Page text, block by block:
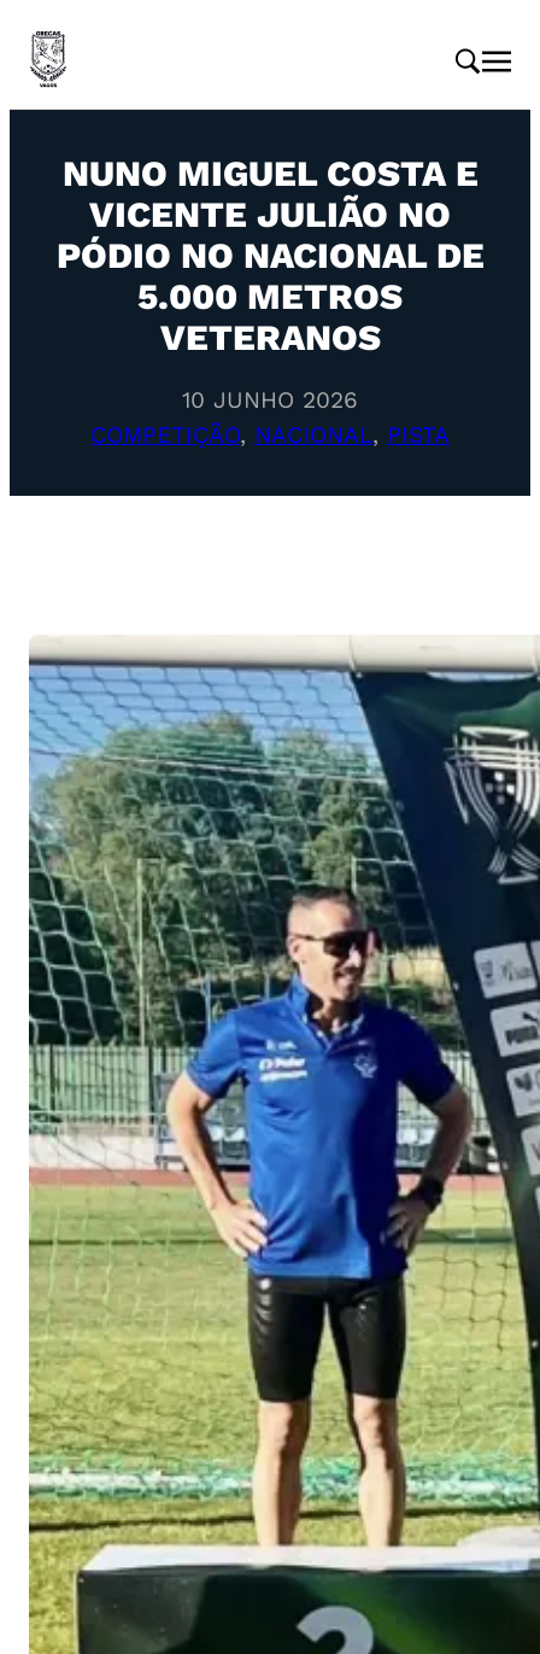
NUNO MIGUEL COSTA E
VICENTE JULIÃO NO
PÓDIO NO NACIONAL DE
5.000 METROS
VETERANOS
10 JUNHO 2026
COMPETIÇÃO, NACIONAL, PISTA